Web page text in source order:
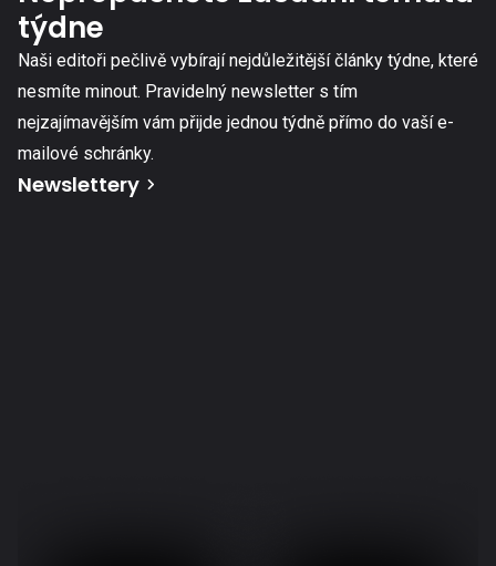
týdne
Naši editoři pečlivě vybírají nejdůležitější články týdne, které
nesmíte minout. Pravidelný newsletter s tím
nejzajímavějším vám přijde jednou týdně přímo do vaší e-
mailové schránky.
Newslettery